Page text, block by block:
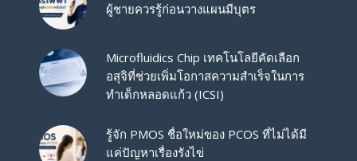
ผู้ชายควรรู้ก่อนวางแผนมีบุตร
Microfluidics Chip เทคโนโลยีคัดเลือก
อสุจิที่ช่วยเพิ่มโอกาสความสำเร็จในการ
ทำเด็กหลอดแก้ว (ICSI)
รู้จัก PMOS ชื่อใหม่ของ PCOS ที่ไม่ได้มี
แค่ปัญหาเรื่องรังไข่